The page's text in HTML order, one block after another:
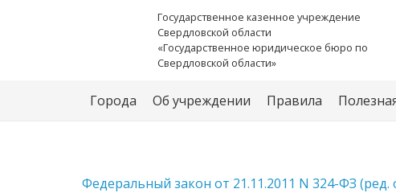
Государственное казенное учреждение
Свердловской области
«Государственное юридическое бюро по
Свердловской области»
Города Об учреждении Правила
Федеральный закон от 21.11.2011 N 324-ФЗ (ред.